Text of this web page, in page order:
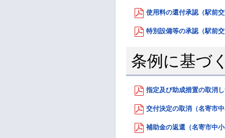
使用料の還付承認（駅前
特別設備等の承認（駅前
条例に基づ
指定及び助成措置の取消
交付決定の取消（名寄市
補助金の返還（名寄市中